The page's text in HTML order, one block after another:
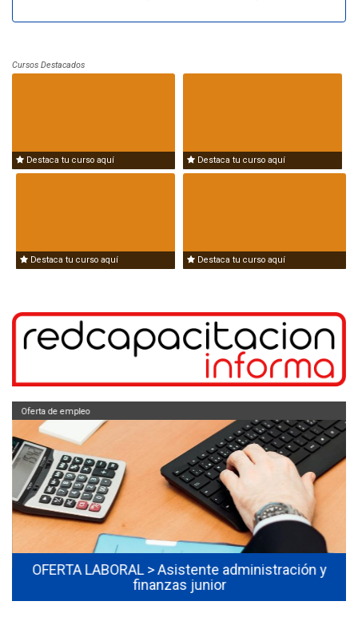
Cursos Destacados
Destaca tu curso aquí Destaca tu curso aquí
Destaca tu curso aquí Destaca tu curso aquí
OFERTA LABORAL > Asistente administración y
finanzas junior
Oferta de empleo